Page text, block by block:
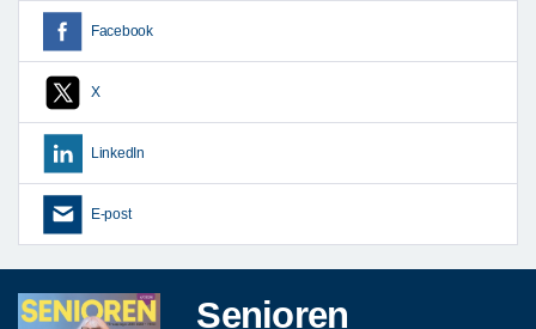
Facebook
X
LinkedIn
E-post
Senioren